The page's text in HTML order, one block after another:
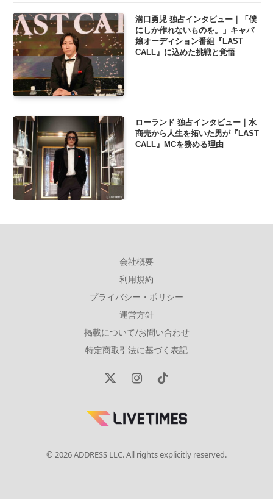
溝口勇児 独占インタビュー｜「僕
にしか作れないものを。」キャバ
嬢オーディション番組『LAST
CALL』に込めた挑戦と覚悟
ローランド 独占インタビュー｜水
商売から人生を拓いた男が『LAST
CALL』MCを務める理由
会社概要
利用規約
プライバシー・ポリシー
運営方針
掲載について/お問い合わせ
特定商取引法に基づく表記
X
InstagramTikTok
© 2026 ADDRESS LLC. All rights explicitly reserved.